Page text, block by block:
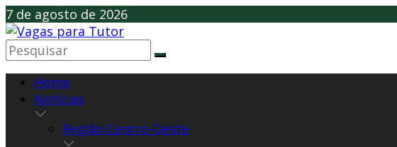
Skip
to
content
7 de agosto de 2026
Home
Notícias
Região Centro-Oeste